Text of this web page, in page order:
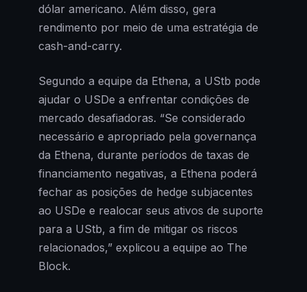
dólar americano. Além disso, gera
rendimento por meio de uma estratégia de
cash-and-carry.
Segundo a equipe da Ethena, a UStb pode
ajudar o USDe a enfrentar condições de
mercado desafiadoras. “Se considerado
necessário e apropriado pela governança
da Ethena, durante períodos de taxas de
financiamento negativas, a Ethena poderá
fechar as posições de hedge subjacentes
ao USDe e realocar seus ativos de suporte
para a UStb, a fim de mitigar os riscos
relacionados,” explicou a equipe ao The
Block.